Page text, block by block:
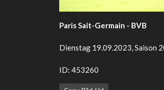
Paris Sait-Germain - BVB
Dienstag 19.09.2023, Saison
ID: 453260